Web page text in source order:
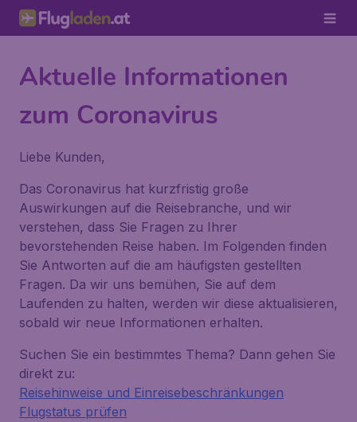
Aktuelle Informationen
zum Coronavirus
Liebe Kunden,
Das Coronavirus hat kurzfristig große
Auswirkungen auf die Reisebranche, und wir
verstehen, dass Sie Fragen zu Ihrer
bevorstehenden Reise haben. Im Folgenden finden
Sie Antworten auf die am häufigsten gestellten
Fragen. Da wir uns bemühen, Sie auf dem
Laufenden zu halten, werden wir diese aktualisieren,
sobald wir neue Informationen erhalten.
Suchen Sie ein bestimmtes Thema? Dann gehen Sie
direkt zu:
Reisehinweise und Einreisebeschränkungen
Flugstatus prüfen